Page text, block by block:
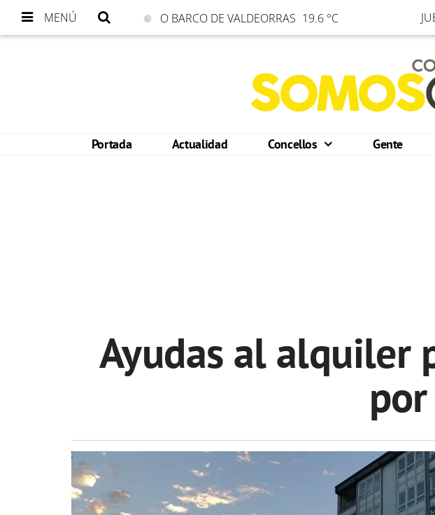
MENÚ O BARCO DE VALDEORRAS 19.6 °C
Portada Actualidad Concellos Gente
Ayudas al alquiler